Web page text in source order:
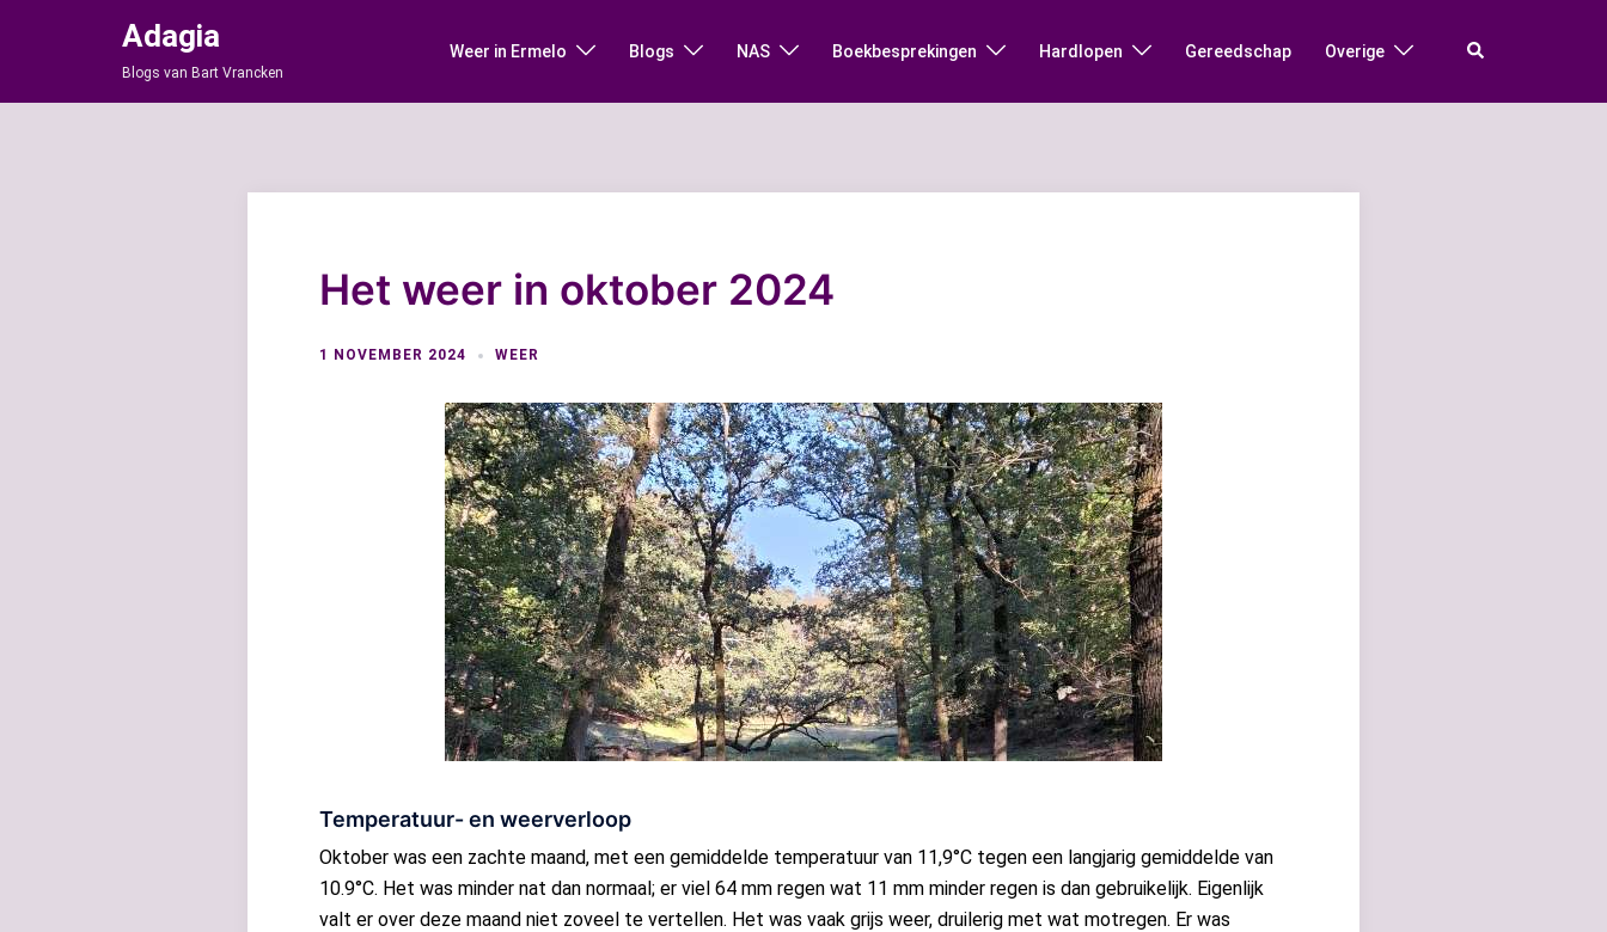
inhoud
Adagia
Blogs van Bart Vrancken
Weer in Ermelo Blogs NAS Boekbesprekingen Hardlopen Gereedschap Overige Zoeken
Het weer in oktober 2024
1 NOVEMBER 2024 WEER
Temperatuur- en weerverloop
Oktober was een zachte maand, met een gemiddelde temperatuur van 11,9°C tegen een langjarig gemiddelde van
10.9°C. Het was minder nat dan normaal; er viel 64 mm regen wat 11 mm minder regen is dan gebruikelijk. Eigenlijk
valt er over deze maand niet zoveel te vertellen. Het was vaak grijs weer, druilerig met wat motregen. Er was